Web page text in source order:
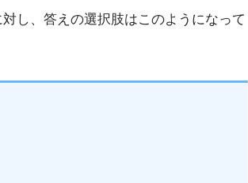
し、答えの選択肢はこのようになって